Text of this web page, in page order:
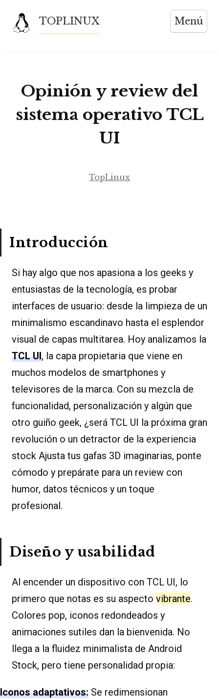
contenido
TOPLINUX Menú
Opinión y review del
sistema operativo TCL
UI
TopLinux
Introducción
Si hay algo que nos apasiona a los geeks y
entusiastas de la tecnología, es probar
interfaces de usuario: desde la limpieza de un
minimalismo escandinavo hasta el esplendor
visual de capas multitarea. Hoy analizamos la
TCL UI, la capa propietaria que viene en
muchos modelos de smartphones y
televisores de la marca. Con su mezcla de
funcionalidad, personalización y algún que
otro guiño geek, ¿será TCL UI la próxima gran
revolución o un detractor de la experiencia
stock Ajusta tus gafas 3D imaginarias, ponte
cómodo y prepárate para un review con
humor, datos técnicos y un toque
profesional.
Diseño y usabilidad
Al encender un dispositivo con TCL UI, lo
primero que notas es su aspecto vibrante.
Colores pop, iconos redondeados y
animaciones sutiles dan la bienvenida. No
llega a la fluidez minimalista de Android
Stock, pero tiene personalidad propia:
Iconos adaptativos: Se redimensionan